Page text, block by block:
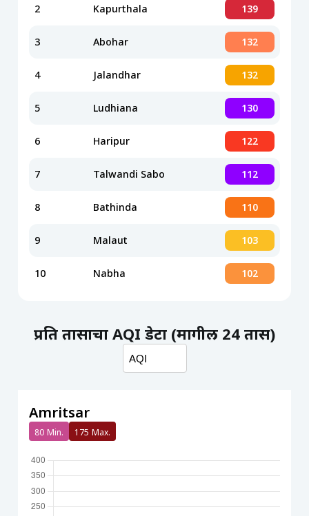
2 Kapurthala 139
3 Abohar 132
4 Jalandhar 132
5 Ludhiana 130
6 Haripur 122
7 Talwandi Sabo 112
8 Bathinda 110
9 Malaut 103
10 Nabha 102
प्रति तासाचा AQI डेटा (मागील 24 तास)
Amritsar
80 Min. 175 Max.